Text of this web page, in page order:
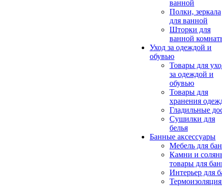
ванной
Полки, зеркала
для ванной
Шторки для
ванной
Уход за одеждой и
обувью
Товары для
за одеждой и
обувью
Товары для
хранения
Гладильные
Сушилки для
белья
Банные аксессуары
Мебель для
Камни и
товары для
Интерьер для